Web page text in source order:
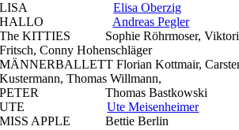
LISAElisa Oberzig
HALLO Andreas Pegler
The KITTIES Sophie Röhrmoser, Viktoria
Fritsch, Conny Hohenschläger
MÄNNERBALLETT Florian Kottmair,
Kustermann, Thomas Willmann,
PETER Thomas Bastkowski
UTEUte Meisenheimer
MISS APPLE Bettie Berlin